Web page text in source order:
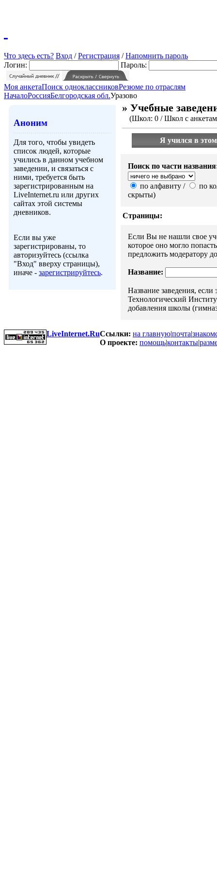
Что здесь есть? Вход /Регистрация /Напомнить пароль
Логин:
Пароль:
Моя анкетаПоиск одноклассниковРезюме по отраслям
НачалоРоссияБелгородская обл.Уразово
Аноним
Для того, чтобы увидеть
список людей, которые
учились в данном учебном
заведении, и связаться с
ними, требуется быть
зарегистрированным на
LiveInternet.ru или других
сайтах этой системы
дневников.
Если вы уже
зарегистрированы, то
авторизуйтесь (ссылка
"Вход" вверху страницы),
иначе - зарегистрируйтесь.
» Учебные
(Школ: 0 / Школ с
Я учился в
Поиск по части
по алфавиту /
по
скрыты)
Страницы:
Если Вы не нашли свое
которое оно могло
предложить модератору
Название:
Название заведения,
Технологический
добавления школы
LiveInternet.RuСсылки: на главную|почта|
О проекте: помощь|контакты|